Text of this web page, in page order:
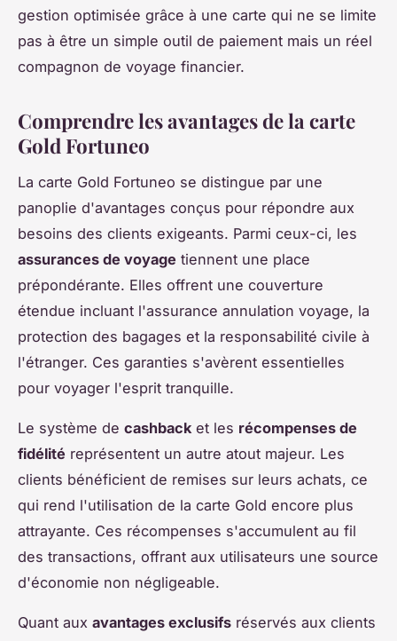
gestion optimisée grâce à une carte qui ne se limite
pas à être un simple outil de paiement mais un réel
compagnon de voyage financier.
Comprendre les avantages de la carte
Gold Fortuneo
La carte Gold Fortuneo se distingue par une
panoplie d'avantages conçus pour répondre aux
besoins des clients exigeants. Parmi ceux-ci, les
assurances de voyage tiennent une place
prépondérante. Elles offrent une couverture
étendue incluant l'assurance annulation voyage, la
protection des bagages et la responsabilité civile à
l'étranger. Ces garanties s'avèrent essentielles
pour voyager l'esprit tranquille.
Le système de cashback et les récompenses de
fidélité représentent un autre atout majeur. Les
clients bénéficient de remises sur leurs achats, ce
qui rend l'utilisation de la carte Gold encore plus
attrayante. Ces récompenses s'accumulent au fil
des transactions, offrant aux utilisateurs une source
d'économie non négligeable.
Quant aux avantages exclusifs réservés aux clients